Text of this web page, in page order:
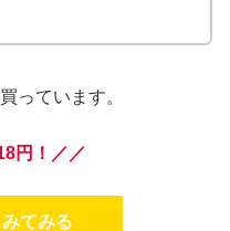
っています。
円！／／
てみる